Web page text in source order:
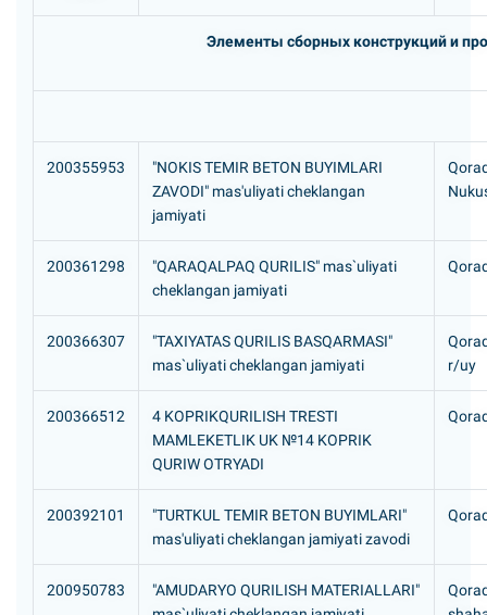
Элементы сборных конструкций и
200355953
"NOKIS TEMIR BETON BUYIMLARI
ZAVODI" mas'uliyati cheklangan
jamiyati
200361298
"QARAQALPAQ QURILIS" mas`uliyati
cheklangan jamiyati
200366307
"TAXIYATAS QURILIS BASQARMASI"
mas`uliyati cheklangan jamiyati
r/uy
200366512
4 KOPRIKQURILISH TRESTI
MAMLEKETLIK UK №14 KOPRIK
QURIW OTRYADI
200392101
"TURTKUL TEMIR BETON BUYIMLARI"
mas'uliyati cheklangan jamiyati zavodi
200950783
"AMUDARYO QURILISH MATERIALLARI"